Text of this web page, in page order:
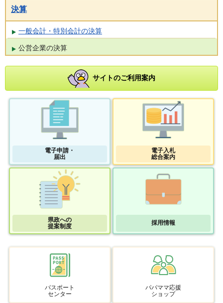
決算
一般会計・特別会計の決算
公営企業の決算
サイトのご利用案内
電子申請・
届出
電子入札
総合案内
県政への
提案制度
採用情報
パスポート
センター
パパママ応援
ショップ